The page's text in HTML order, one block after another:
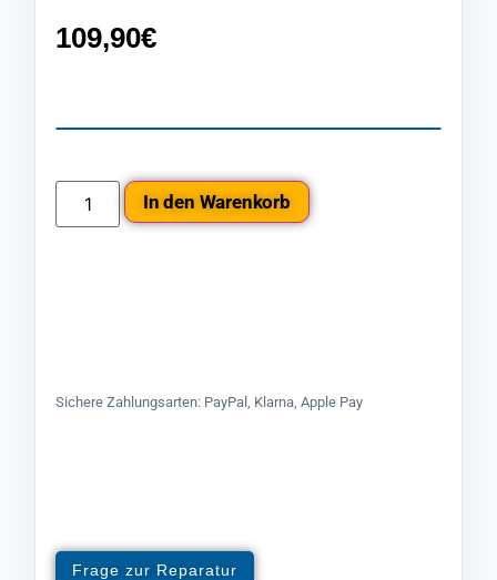
109,90€
In den Warenkorb
Sichere Zahlungsarten: PayPal, Klarna, Apple Pay
Frage zur Reparatur